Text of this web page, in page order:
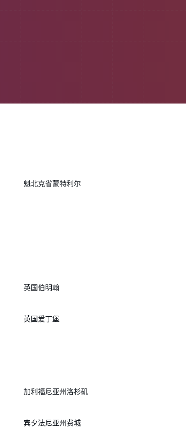
魁北克省蒙特利尔
英国伯明翰
英国爱丁堡
加利福尼亚州洛杉矶
宾夕法尼亚州费城